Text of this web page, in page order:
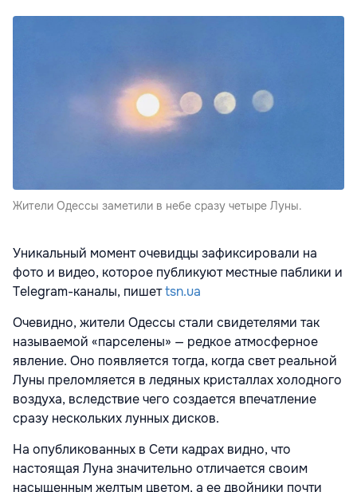
Жители Одессы заметили в небе сразу четыре Луны.
Уникальный момент очевидцы зафиксировали на
фото и видео, которое публикуют местные паблики и
Telegram-каналы, пишетtsn.ua
Очевидно, жители Одессы стали свидетелями так
называемой «парселены» — редкое атмосферное
явление. Оно появляется тогда, когда свет реальной
Луны преломляется в ледяных кристаллах холодного
воздуха, вследствие чего создается впечатление
сразу нескольких лунных дисков.
На опубликованных в Сети кадрах видно, что
настоящая Луна значительно отличается своим
насыщенным желтым цветом, а ее двойники почти